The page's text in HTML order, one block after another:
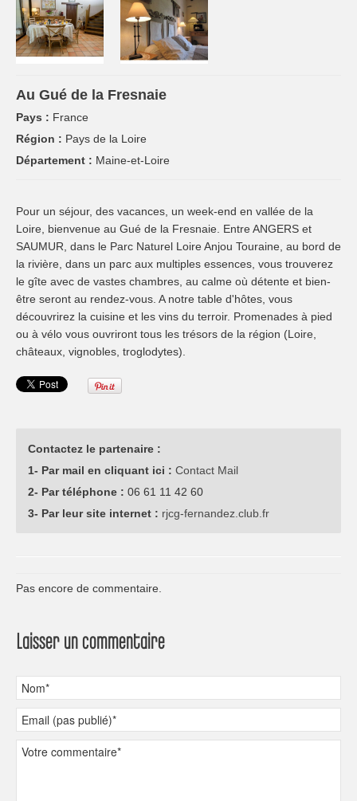
Au Gué de la Fresnaie
Pays : France
Région : Pays de la Loire
Département : Maine-et-Loire
Pour un séjour, des vacances, un week-end en vallée de la
Loire, bienvenue au Gué de la Fresnaie. Entre ANGERS et
SAUMUR, dans le Parc Naturel Loire Anjou Touraine, au bord de
la rivière, dans un parc aux multiples essences, vous trouverez
le gîte avec de vastes chambres, au calme où détente et bien-
être seront au rendez-vous. A notre table d'hôtes, vous
découvrirez la cuisine et les vins du terroir. Promenades à pied
ou à vélo vous ouvriront tous les trésors de la région (Loire,
châteaux, vignobles, troglodytes).
Contactez le partenaire :
1- Par mail en cliquant ici : Contact Mail
2- Par téléphone : 06 61 11 42 60
3- Par leur site internet : rjcg-fernandez.club.fr
Pas encore de commentaire.
Laisser un commentaire